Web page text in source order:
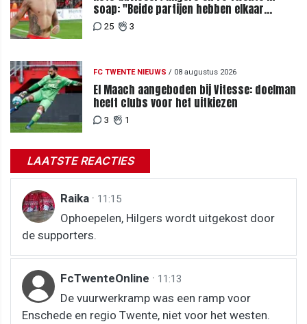
soap: "Beide partijen hebben elkaar
teleurgesteld"
25 3
FC TWENTE NIEUWS / 08 augustus 2026
El Maach aangeboden bij Vitesse: doelman
heeft clubs voor het uitkiezen
3 1
LAATSTE REACTIES
Raika · 11:15
Ophoepelen, Hilgers wordt uitgekost door
de supporters.
FcTwenteOnline · 11:13
De vuurwerkramp was een ramp voor
Enschede en regio Twente, niet voor het westen.